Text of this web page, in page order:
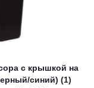
с крышкой на
синий) (1)